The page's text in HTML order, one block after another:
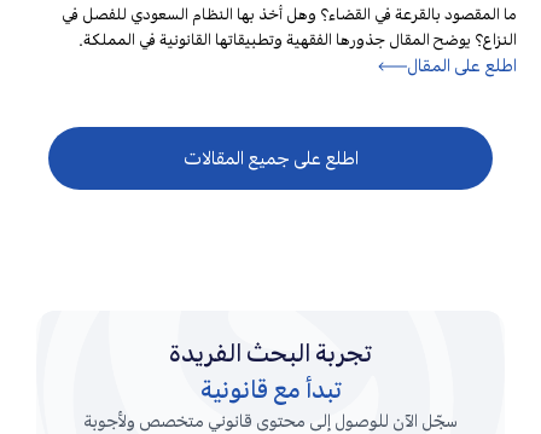
ما المقصود بالقرعة في القضاء؟ وهل أخذ بها النظام السعودي للفصل في
النزاع؟ يوضح المقال جذورها الفقهية وتطبيقاتها القانونية في المملكة.
اطلع على المقال
اطلع على جميع المقالات
تجربة البحث الفريدة
تبدأ مع قانونية
سجّل الآن للوصول إلى محتوى قانوني متخصص ولأجوبة